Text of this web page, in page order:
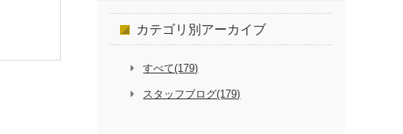
カテゴリ別アーカイブ
すべて(179)
スタッフブログ(179)